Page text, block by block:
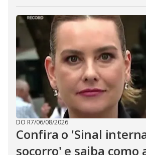
DO R7/06/08/2026
Confira o 'Sinal
socorro' e saiba como